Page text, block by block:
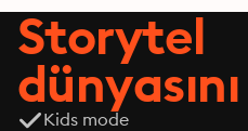
Storytel
Kids mode